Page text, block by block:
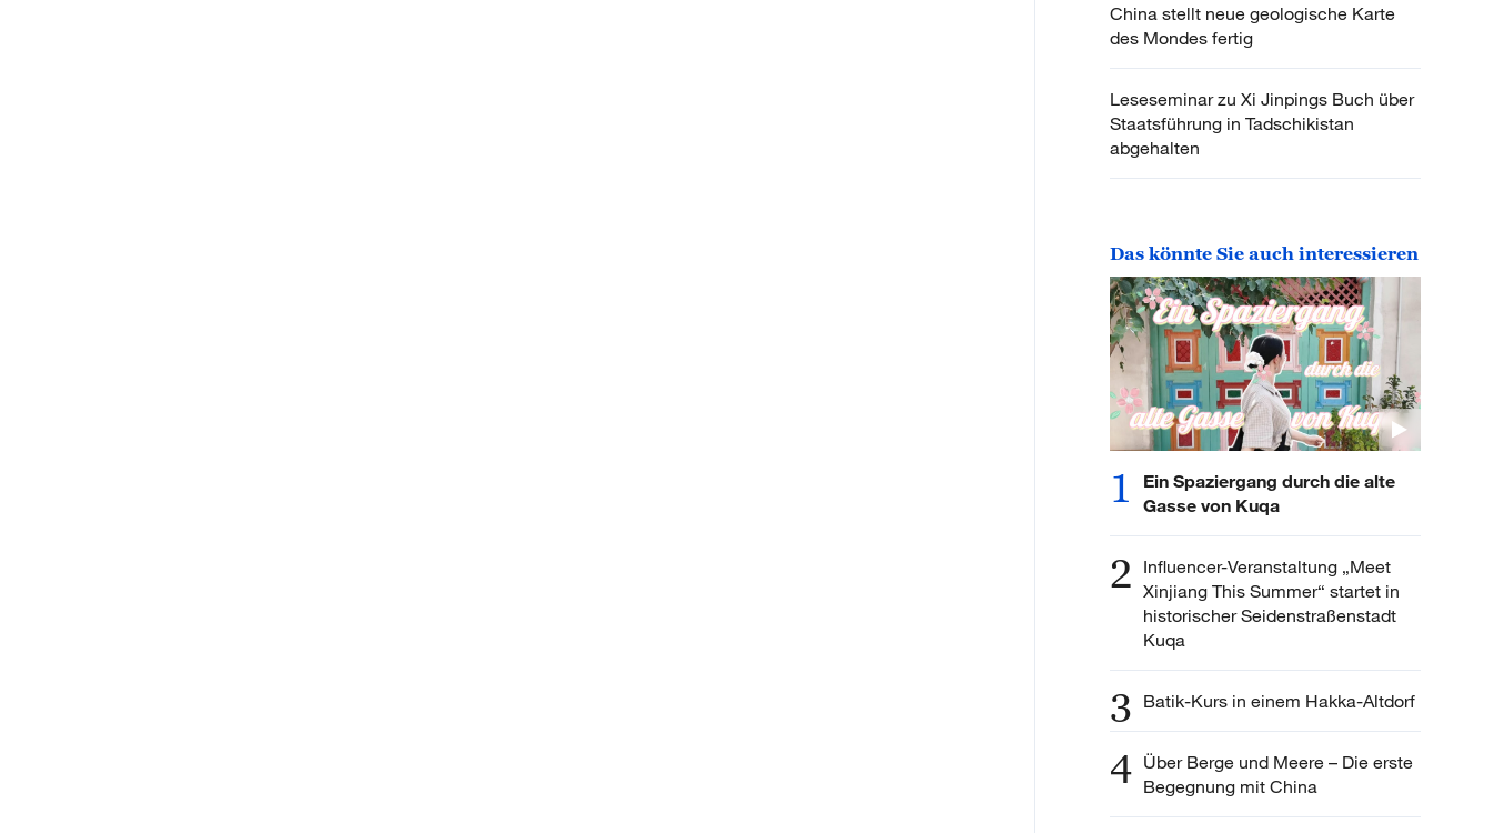
China stellt neue geologische Karte
des Mondes fertig
Leseseminar zu Xi Jinpings Buch über
Staatsführung in Tadschikistan
abgehalten
Das könnte Sie auch interessieren
1
Ein Spaziergang durch die alte
Gasse von Kuqa
2 Influencer-Veranstaltung „Meet
Xinjiang This Summer“ startet in
historischer Seidenstraßenstadt
Kuqa
3 Batik-Kurs in einem Hakka-Altdorf
4 Über Berge und Meere – Die erste
Begegnung mit China